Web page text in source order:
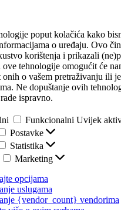
poput kolačića kako
o uređaju. Ovo
korištenja i prikazali
ove tehnologije omogućit će
onih o vašem pretraživanju ili
Ne dopuštanje ovih
ispravno.
Funkcionalni Uvijek
Postavke
Statistika
Marketing
opcijama
uslugama
{vendor_count} vendorima